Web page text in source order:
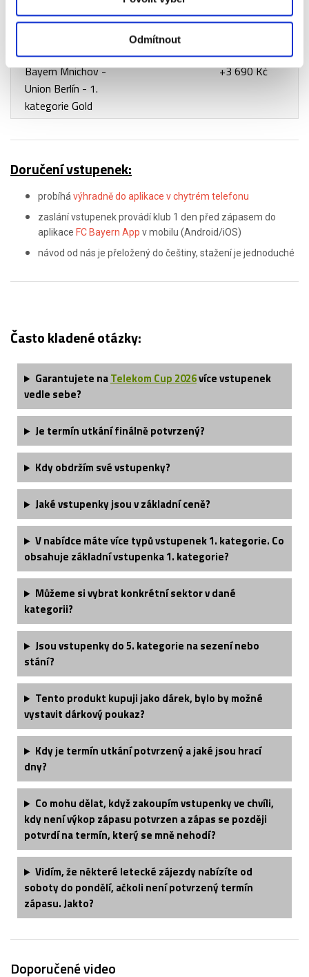
Odmítnout
Bayern Mnichov -
Union Berlín - 1.
+3 060 Kč
Bayern Mnichov -
Union Berlín - 1.
kategorie Gold
+3 690 Kč
Doručení vstupenek:
probíhávýhradně do aplikace v chytrém telefonu
zaslání vstupenek provádí klub 1 den před zápasem do
aplikace FC Bayern App v mobilu (Android/iOS)
návod od nás je přeložený do češtiny, stažení je jednoduché
Často kladené otázky:
Garantujete naTelekom Cup 2026více vstupenek
vedle sebe?
Je termín utkání finálně potvrzený?
Kdy obdržím své vstupenky?
Jaké vstupenky jsou v základní ceně?
V nabídce máte více typů vstupenek 1. kategorie. Co
obsahuje základní vstupenka 1. kategorie?
Můžeme si vybrat konkrétní sektor v dané
kategorii?
Jsou vstupenky do 5. kategorie na sezení nebo
stání?
Tento produkt kupuji jako dárek, bylo by možné
vystavit dárkový poukaz?
Kdy je termín utkání potvrzený a jaké jsou hrací
dny?
Co mohu dělat, když zakoupím vstupenky ve chvíli,
kdy není výkop zápasu potvrzen a zápas se později
potvrdí na termín, který se mně nehodí?
Vidím, že některé letecké zájezdy nabízíte od
soboty do pondělí, ačkoli není potvrzený termín
zápasu. Jakto?
Doporučené video